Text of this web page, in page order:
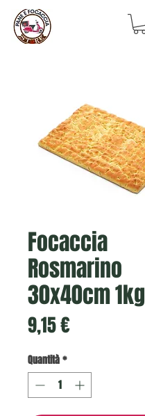
Focaccia
Rosmarino
30x40cm 1kg
9,15 €Prezzo
Quantità*